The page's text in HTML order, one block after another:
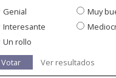
Genial
Muy
Interesante
Un rollo
Votar
Ver resultados